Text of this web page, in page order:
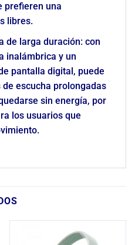
prefieren una
libres.
de larga duración: con
inalámbrica y un
pantalla digital, puede
escucha prolongadas
sin energía, por
los usuarios que